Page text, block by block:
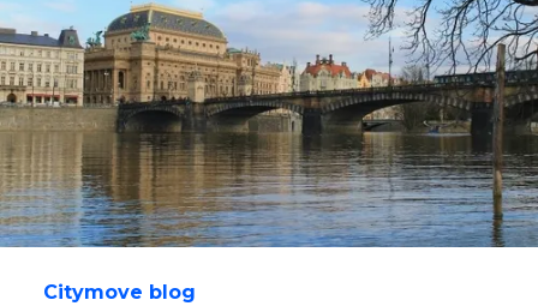
Citymove blog